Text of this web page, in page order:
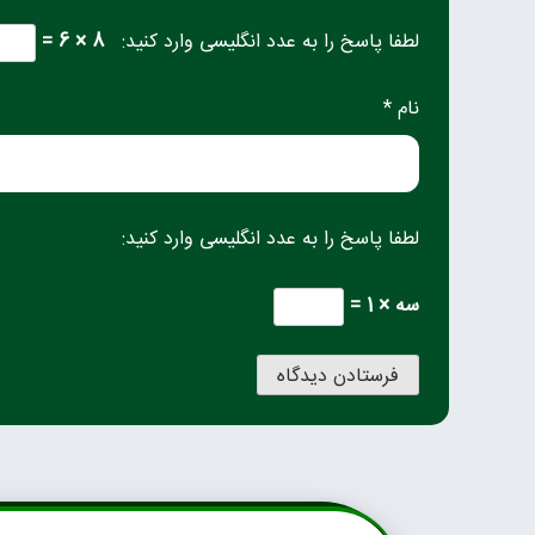
لطفا پاسخ را به عدد انگلیسی وارد کنید: 8 × 6 =
نام *
لطفا پاسخ را به عدد انگلیسی وارد کنید:
سه × 1 =